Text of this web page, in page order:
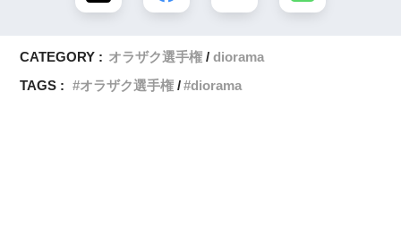
CATEGORY : オラザク選手権
diorama
TAGS :
オラザク選手権 diorama